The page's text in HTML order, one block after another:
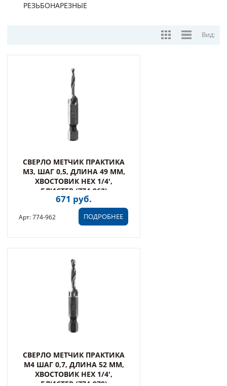
РЕЗЬБОНАРЕЗНЫЕ
Вид:
СВЕРЛО МЕТЧИК ПРАКТИКА
М3, ШАГ 0,5, ДЛИНА 49 ММ,
ХВОСТОВИК HEX 1/4',
БЛИСТЕР (774-962)
671 руб.
ПОДРОБНЕЕ
Арт: 774-962
СВЕРЛО МЕТЧИК ПРАКТИКА
М4 ШАГ 0,7, ДЛИНА 52 ММ,
ХВОСТОВИК HEX 1/4',
БЛИСТЕР (774-979)